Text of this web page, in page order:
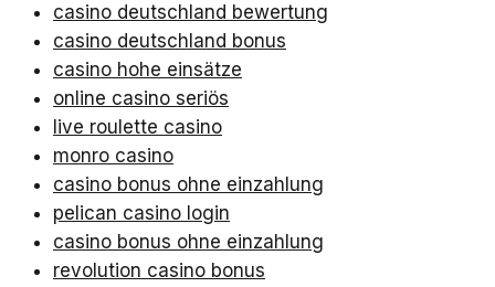
casino deutschland bewertung
casino deutschland bonus
casino hohe einsätze
online casino seriös
live roulette casino
monro casino
casino bonus ohne einzahlung
pelican casino login
casino bonus ohne einzahlung
revolution casino bonus